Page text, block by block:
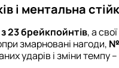
і ментальна
з 23 брейкпойнтів, а
змарновані нагоди, №
ударів і зміни